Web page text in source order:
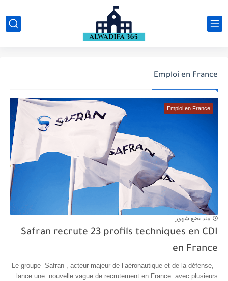
Emploi en France
Emploi en France
منذ بضع شهور
Safran recrute 23 profils techniques en CDI
en France
Le groupe Safran , acteur majeur de l’aéronautique et de la défense,